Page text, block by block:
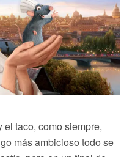
taco, como siempre,
más ambicioso todo se